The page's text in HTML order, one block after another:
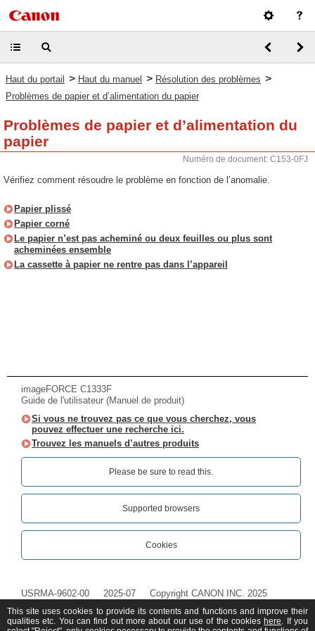
Haut du portail > Haut du manuel > Résolution des problèmes >
Problèmes de papier et d’alimentation du papier
Problèmes de papier et d’alimentation du
papier
Numéro de document: C153-0FJ
Vérifiez comment résoudre le problème en fonction de l’anomalie.
Papier plissé
Papier corné
Le papier n’est pas acheminé ou deux feuilles ou plus sont
acheminées ensemble
La cassette à papier ne rentre pas dans l’appareil
imageFORCE C1333F
Guide de l'utilisateur (Manuel de produit)
Si vous ne trouvez pas ce que vous cherchez, vous
pouvez effectuer une recherche ici.
Trouvez les manuels d’autres produits
Please be sure to read this.‎
Supported browsers
Cookies
USRMA-9602-00 2025-07 Copyright CANON INC. 2025
This site uses cookies to provide its contents and functions and improve their
qualities etc. You can find out more about our use of the cookies here. If you